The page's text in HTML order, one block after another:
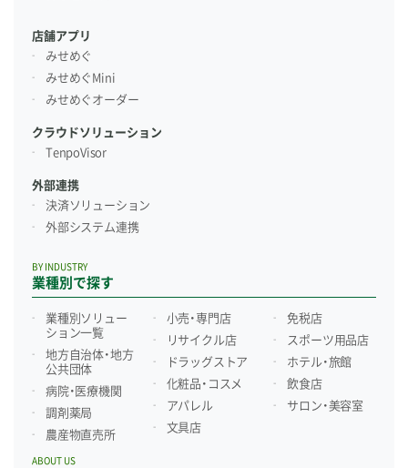
店舗アプリ
みせめぐ
みせめぐMini
みせめぐオーダー
クラウドソリューション
TenpoVisor
外部連携
決済ソリューション
外部システム連携
業種別で探す
BY INDUSTRY
業種別ソリュー
ション一覧
地方自治体・地方
公共団体
病院・医療機関
調剤薬局
農産物直売所
小売・専門店
リサイクル店
ドラッグストア
化粧品・コスメ
アパレル
文具店
免税店
スポーツ用品店
ホテル・旅館
飲食店
サロン・美容室
ABOUT US